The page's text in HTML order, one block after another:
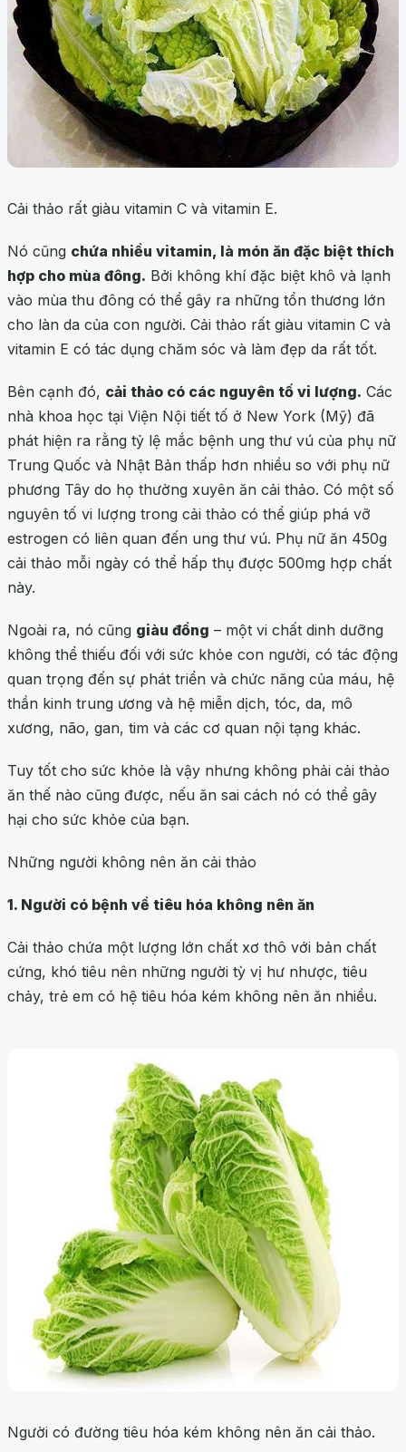
Cải thảo rất giàu vitamin C và vitamin E.
Nó cũng chứa nhiều vitamin, là món ăn đặc biệt thích
hợp cho mùa đông. Bởi không khí đặc biệt khô và lạnh
vào mùa thu đông có thể gây ra những tổn thương lớn
cho làn da của con người. Cải thảo rất giàu vitamin C và
vitamin E có tác dụng chăm sóc và làm đẹp da rất tốt.
Bên cạnh đó, cải thảo có các nguyên tố vi lượng. Các
nhà khoa học tại Viện Nội tiết tố ở New York (Mỹ) đã
phát hiện ra rằng tỷ lệ mắc bệnh ung thư vú của phụ nữ
Trung Quốc và Nhật Bản thấp hơn nhiều so với phụ nữ
phương Tây do họ thường xuyên ăn cải thảo. Có một số
nguyên tố vi lượng trong cải thảo có thể giúp phá vỡ
estrogen có liên quan đến ung thư vú. Phụ nữ ăn 450g
cải thảo mỗi ngày có thể hấp thụ được 500mg hợp chất
này.
Ngoài ra, nó cũng giàu đồng – một vi chất dinh dưỡng
không thể thiếu đối với sức khỏe con người, có tác động
quan trọng đến sự phát triển và chức năng của máu, hệ
thần kinh trung ương và hệ miễn dịch, tóc, da, mô
xương, não, gan, tim và các cơ quan nội tạng khác.
Tuy tốt cho sức khỏe là vậy nhưng không phải cải thảo
ăn thế nào cũng được, nếu ăn sai cách nó có thể gây
hại cho sức khỏe của bạn.
Những người không nên ăn cải thảo
1. Người có bệnh về tiêu hóa không nên ăn
Cải thảo chứa một lượng lớn chất xơ thô với bản chất
cứng, khó tiêu nên những người tỳ vị hư nhược, tiêu
chảy, trẻ em có hệ tiêu hóa kém không nên ăn nhiều.
Người có đường tiêu hóa kém không nên ăn cải thảo.